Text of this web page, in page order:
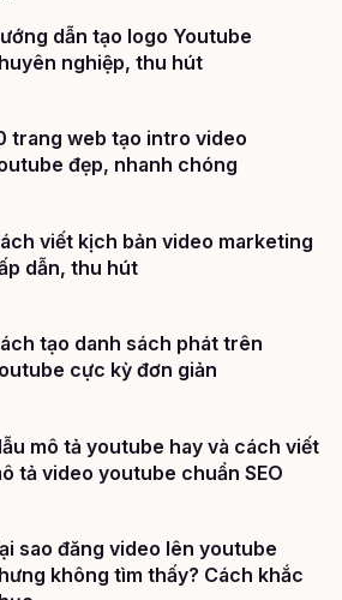
dẫn tạo logo Youtube
nghiệp, thu hút
trang web tạo intro video
đẹp, nhanh chóng
viết kịch bản video marketing
dẫn, thu hút
tạo danh sách phát trên
cực kỳ đơn giản
mô tả youtube hay và cách viết
tả video youtube chuẩn SEO
sao đăng video lên youtube
không tìm thấy? Cách khắc